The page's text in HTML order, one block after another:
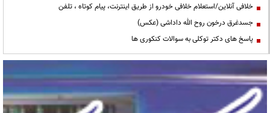
خلافی آنلاین/استعلام خلافی خودرو از طریق اینترنت، پیام کوتاه ، تلفن
جسدغرق درخون روح الله داداشی (عکس)
پاسخ های دکتر توکلی به سوالات کنکوری ها